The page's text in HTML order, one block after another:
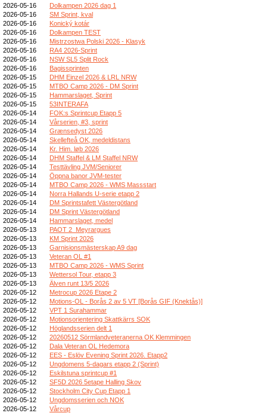
2026-05-16
Dolkampen 2026 dag 1
2026-05-16
SM Sprint, kval
2026-05-16
Konický kotár
2026-05-16
Dolkampen TEST
2026-05-16
Mistrzostwa Polski 2026 - Klasyk
2026-05-16
RA4 2026-Sprint
2026-05-16
NSW SL5 Split Rock
2026-05-16
Bagissprinten
2026-05-15
DHM Einzel 2026 & LRL NRW
2026-05-15
MTBO Camp 2026 - DM Sprint
2026-05-15
Hammarslaget, Sprint
2026-05-15
53INTERAFA
2026-05-14
FOK:s Sprintcup Etapp 5
2026-05-14
Vårserien, #3, sprint
2026-05-14
Grænsedyst 2026
2026-05-14
Skellefteå OK, medeldistans
2026-05-14
Kr. Him. løb 2026
2026-05-14
DHM Staffel & LM Staffel NRW
2026-05-14
Testtävling JVM/Seniorer
2026-05-14
Öppna banor JVM-tester
2026-05-14
MTBO Camp 2026 - WMS Massstart
2026-05-14
Norra Hallands U-serie etapp 2
2026-05-14
DM Sprintstafett Västergötland
2026-05-14
DM Sprint Västergötland
2026-05-14
Hammarslaget, medel
2026-05-13
PAOT 2_Meyrargues
2026-05-13
KM Sprint 2026
2026-05-13
Garnisionsmästerskap A9 dag
2026-05-13
Veteran OL #1
2026-05-13
MTBO Camp 2026 - WMS Sprint
2026-05-13
Wettersol Tour, etapp 3
2026-05-13
Älven runt 13/5 2026
2026-05-12
Metrocup 2026 Etape 2
2026-05-12
Motions-OL - Borås 2 av 5 VT [Borås GIF (Knektås)]
2026-05-12
VPT 1 Surahammar
2026-05-12
Motionsorientering Skattkärrs SOK
2026-05-12
Höglandsserien delt 1
2026-05-12
20260512 Sörmlandveteranerna OK Klemmingen
2026-05-12
Dala Veteran OL Hedemora
2026-05-12
EES - Eslöv Evening Sprint 2026. Etapp2
2026-05-12
Ungdomens 5-dagars etapp 2 (Sprint)
2026-05-12
Eskilstuna sprintcup #1
2026-05-12
SF5D 2026 5etape Halling Skov
2026-05-12
Stockholm City Cup Etapp 1
2026-05-12
Ungdomsserien och NOK
2026-05-12
Vårcup